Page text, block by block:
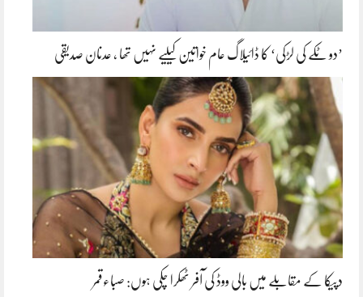
’دو ٹکے کی لڑکی‘ کا ڈائیلاگ عام خواتین کیلیے نہیں تھا ، عدنان صدیقی
دپیکا کے مقابلے میں بالی ووڈ کی آفر ٹھکرا چکی ہوں: صباءقمر